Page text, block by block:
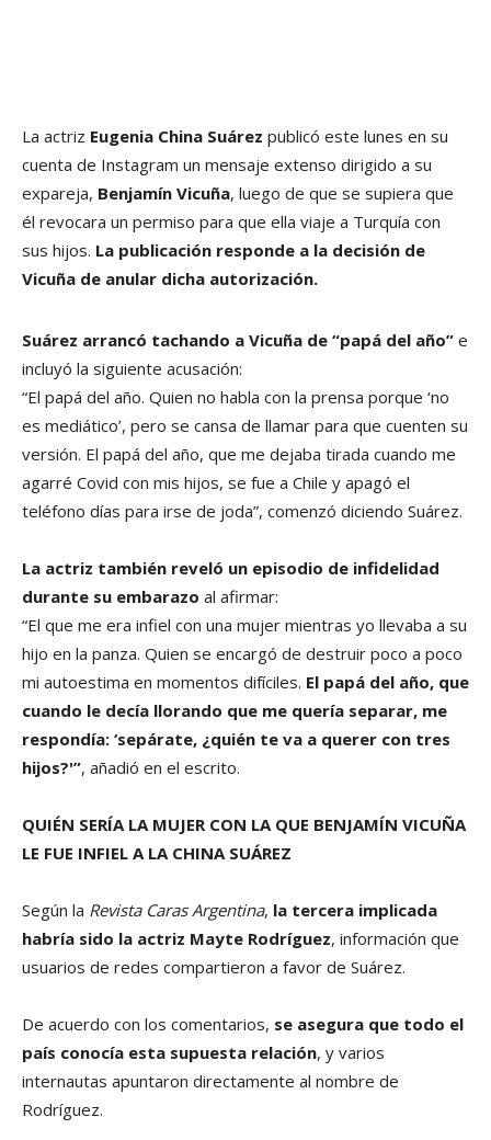
La actriz Eugenia China Suárez publicó este lunes en su
cuenta de Instagram un mensaje extenso dirigido a su
expareja, Benjamín Vicuña, luego de que se supiera que
él revocara un permiso para que ella viaje a Turquía con
sus hijos. La publicación responde a la decisión de
Vicuña de anular dicha autorización.
Suárez arrancó tachando a Vicuña de “papá del año” e
incluyó la siguiente acusación:
“El papá del año. Quien no habla con la prensa porque ‘no
es mediático’, pero se cansa de llamar para que cuenten su
versión. El papá del año, que me dejaba tirada cuando me
agarré Covid con mis hijos, se fue a Chile y apagó el
teléfono días para irse de joda”, comenzó diciendo Suárez.
La actriz también reveló un episodio de infidelidad
durante su embarazo al afirmar:
“El que me era infiel con una mujer mientras yo llevaba a su
hijo en la panza. Quien se encargó de destruir poco a poco
mi autoestima en momentos difíciles. El papá del año, que
cuando le decía llorando que me quería separar, me
respondía: ‘sepárate, ¿quién te va a querer con tres
hijos?'”, añadió en el escrito.
QUIÉN SERÍA LA MUJER CON LA QUE BENJAMÍN VICUÑA
LE FUE INFIEL A LA CHINA SUÁREZ
Según la Revista Caras Argentina, la tercera implicada
habría sido la actriz Mayte Rodríguez, información que
usuarios de redes compartieron a favor de Suárez.
De acuerdo con los comentarios, se asegura que todo el
país conocía esta supuesta relación, y varios
internautas apuntaron directamente al nombre de
Rodríguez.